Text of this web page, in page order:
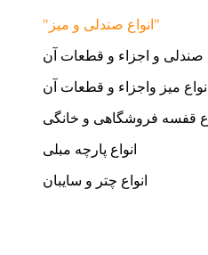
"انواع صندلی و میز"
صندلی و اجزاء و قطعات آن
انواع میز واجزاء و قطعات آن
قفسه فروشگاهی و خانگی
انواع پارچه مبلی
انواع چتر و سایبان